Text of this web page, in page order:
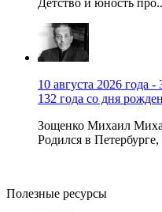
10 августа 2026
132 года со дня
Зощенко Михаил
Родился в Петербурге,
Полезные ресурсы